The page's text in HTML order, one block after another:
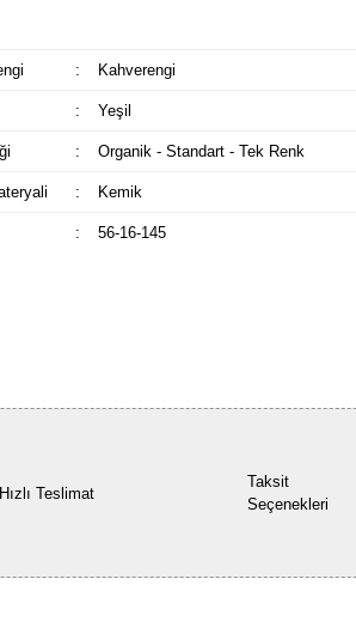
: Kahverengi
: Yeşil
: Organik - Standart - Tek Renk
: Kemik
: 56-16-145
Hızlı Teslimat
Taksit
Seçenekleri